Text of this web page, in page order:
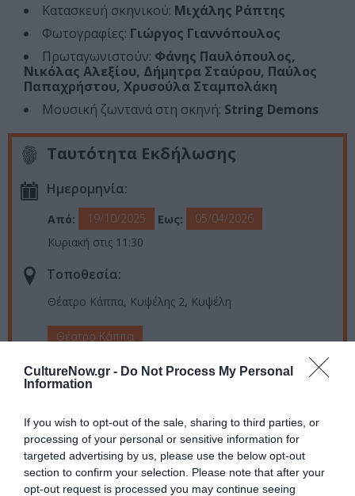
CultureNow.gr - Do Not Process My Personal
Information
If you wish to opt-out of the sale, sharing to third parties, or
processing of your personal or sensitive information for
targeted advertising by us, please use the below opt-out
section to confirm your selection. Please note that after your
opt-out request is processed you may continue seeing
Κατασκευή σκηνικού: Μιχάλης Ράπτης
Φωτογραφίες: Γιώργος Γιαννόπουλος
Πρωταγωνιστούν: Φάνης Παυλόπουλος,
Νικόλας Αλεξίου, Δήμητρα Σταύρου, Παύλος
Παπαχρήστου, Χρυσούλα Σταμπολάκη
Μουσική ζωντανά στη σκηνή: String Demons
Ταυτότητα Εκδήλωσης
Ημερομηνία:
Από: 19/10/2025 Εως:
05/04/2026
Κυριακή στις 11:30
Τοποθεσία:
Θέατρο Κάππα, Κυψέλης 2, Κυψέλη
Θέατρο Κάππα
Eισιτήρια:
έως και 18/10/2025
Πληροφορίες / Κρατήσεις:
Τηλ.: 2107707227, 2108827000